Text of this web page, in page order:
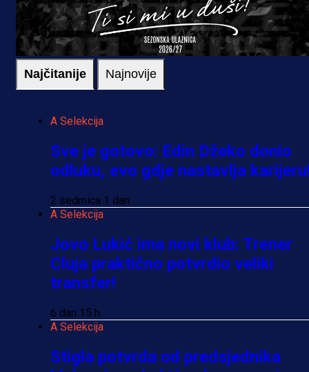
Najčitanije Najnovije
A Selekcija
Sve je gotovo: Edin Džeko donio
odluku, evo gdje nastavlja
2 sedmica 1 dan
A Selekcija
Jovo Lukić ima novi klub: Trener
Cluja praktično potvrdio veliki
transfer!
6 dan 15 h
A Selekcija
Stigla potvrda od predsjednika